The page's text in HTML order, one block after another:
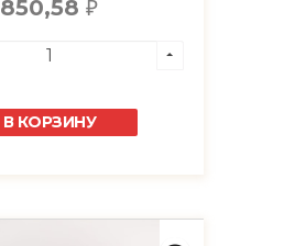
850,58₽
В КОРЗИНУ